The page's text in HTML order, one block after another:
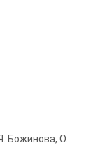
Божинова, О.